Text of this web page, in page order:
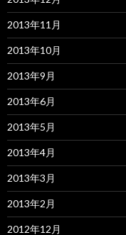
2013年11月
2013年10月
2013年9月
2013年6月
2013年5月
2013年4月
2013年3月
2013年2月
2012年12月